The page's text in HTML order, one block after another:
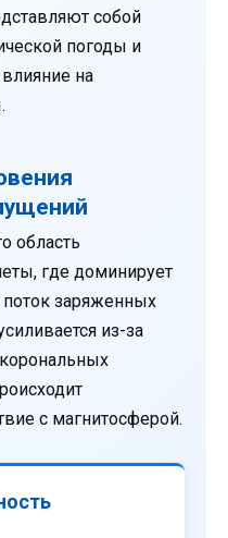
собой
погоды и
на
область
где доминирует
заряженных
из-за
с магнитосферой.